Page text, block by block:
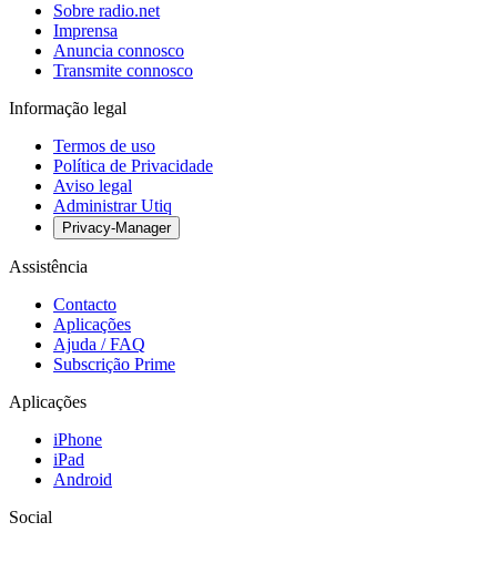
Sobre radio.net
Imprensa
Anuncia connosco
Transmite connosco
Informação legal
Termos de uso
Política de Privacidade
Aviso legal
Administrar Utiq
Privacy-Manager
Assistência
Contacto
Aplicações
Ajuda / FAQ
Subscrição Prime
Aplicações
iPhone
iPad
Android
Social